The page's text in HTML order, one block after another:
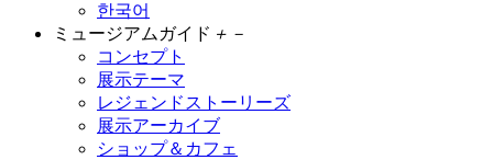
한국어
ミュージアムガイド ＋ －
コンセプト
展示テーマ
レジェンドストーリーズ
展示アーカイブ
ショップ＆カフェ